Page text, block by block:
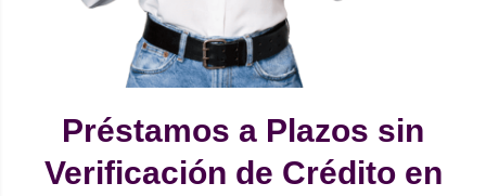
Préstamos a Plazos sin
Verificación de Crédito en